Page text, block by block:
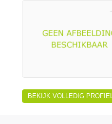
BEKIJK VOLLEDIG PROFIEL